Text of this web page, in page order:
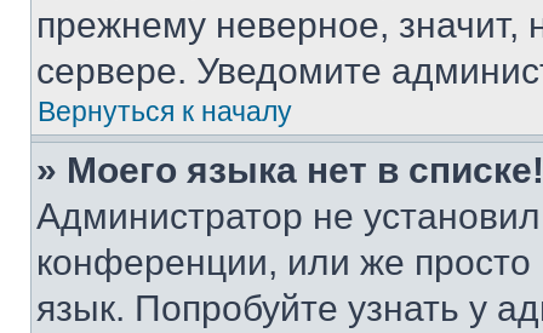
прежнему неверное, значит,
сервере. Уведомите
Вернуться к началу
» Моего языка нет в списке!
Администратор не
конференции, или же
язык. Попробуйте узнать у